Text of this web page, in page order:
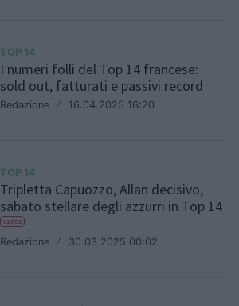
TOP 14
I numeri folli del Top 14 francese:
sold out, fatturati e passivi record
Redazione / 16.04.2025 16:20
TOP 14
Tripletta Capuozzo, Allan decisivo,
sabato stellare degli azzurri in Top 14
video
Redazione / 30.03.2025 00:02